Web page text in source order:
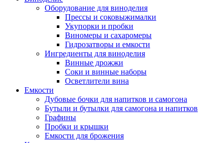
Оборудование для виноделия
Прессы и соковыжималки
Укупорки и пробки
Виномеры и сахаромеры
Гидрозатворы и емкости
Ингредиенты для виноделия
Винные дрожжи
Соки и винные наборы
Осветлители вина
Емкости
Дубовые бочки для напитков и самогона
Бутыли и бутылки для самогона и напитков
Графины
Пробки и крышки
Емкости для брожения